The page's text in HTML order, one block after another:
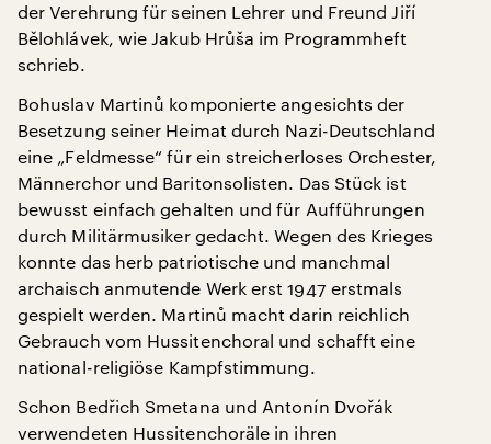
der Verehrung für seinen Lehrer und Freund Jiří
Bělohlávek, wie Jakub Hrůša im Programmheft
schrieb.
Bohuslav Martinů komponierte angesichts der
Besetzung seiner Heimat durch Nazi-Deutschland
eine „Feldmesse“ für ein streicherloses Orchester,
Männerchor und Baritonsolisten. Das Stück ist
bewusst einfach gehalten und für Aufführungen
durch Militärmusiker gedacht. Wegen des Krieges
konnte das herb patriotische und manchmal
archaisch anmutende Werk erst 1947 erstmals
gespielt werden. Martinů macht darin reichlich
Gebrauch vom Hussitenchoral und schafft eine
national-religiöse Kampfstimmung.
Schon Bedřich Smetana und Antonín Dvořák
verwendeten Hussitenchoräle in ihren